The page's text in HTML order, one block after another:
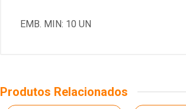
EMB. MIN: 10 UN
Produtos Relacionados